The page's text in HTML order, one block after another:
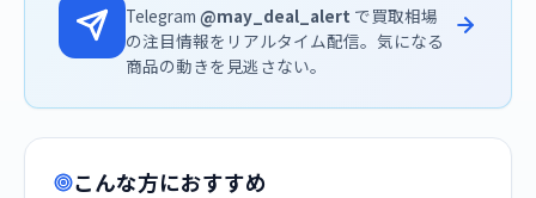
Telegram @may_deal_alert で買取相場
の注目情報をリアルタイム配信。気になる
商品の動きを見逃さない。
こんな方におすすめ